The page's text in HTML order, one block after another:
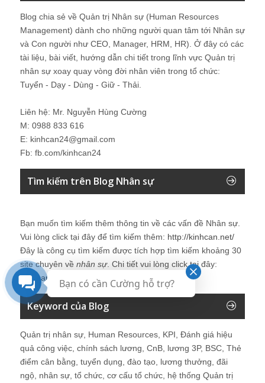
Blog chia sẻ về Quản trị Nhân sự (Human Resources
Management) dành cho những người quan tâm tới Nhân sự
và Con người như CEO, Manager, HRM, HR). Ở đây có các
tài liệu, bài viết, hướng dẫn chi tiết trong lĩnh vực Quản trị
nhân sự xoay quay vòng đời nhân viên trong tổ chức:
Tuyển - Dạy - Dùng - Giữ - Thải.
Liên hệ: Mr. Nguyễn Hùng Cường
M: 0988 833 616
E: kinhcan24@gmail.com
Fb: fb.com/kinhcan24
Tìm kiếm trên Blog Nhân sự
Bạn muốn tìm kiếm thêm thông tin về các vấn đề Nhân sự.
Vui lòng click tại đây để tìm kiếm thêm: http://kinhcan.net/
Đây là công cụ tìm kiếm được tích hợp tìm kiếm khoảng 30
site chuyên về nhân sự. Chi tiết vui lòng click tại đây:
Kinhcan24′s Search
Keyword của Blog
Quản trị nhân sự, Human Resources, KPI, Đánh giá hiệu
quả công việc, chính sách lương, CnB, lương 3P, BSC, Thẻ
điểm cân bằng, tuyển dụng, đào tạo, lương thưởng, đãi
ngộ, nhân sự, tổ chức, cơ cấu tổ chức, hệ thống Quản trị
Bạn có cần Cường hỗ trợ?